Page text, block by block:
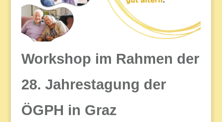
Workshop im Rahmen der
28. Jahrestagung der
ÖGPH in Graz